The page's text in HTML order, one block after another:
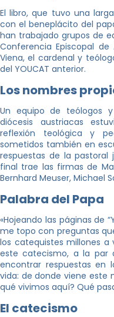
El libro, que tuvo una
con el beneplácito del
han trabajado grupos de
Conferencia Episcopal
Viena, el cardenal y
del YOUCAT anterior.
Los nombres
Un equipo de teólogos
diócesis austriacas
reflexión teológica y
sometidos también en
respuestas de la pastoral
final trae las firmas de
Bernhard Meuser, Michael
Palabra del Papa
«Hojeando las páginas de
me topo con preguntas
los catequistes millones a
este catecismo, a la par
encontrar respuestas en
vida: de donde viene este
qué vivimos aquí? Qué
El catecismo